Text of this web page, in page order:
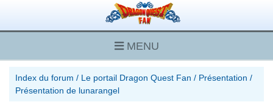
MENU
Index du forum / Le portail Dragon Quest Fan / Présentation /
Présentation de lunarangel